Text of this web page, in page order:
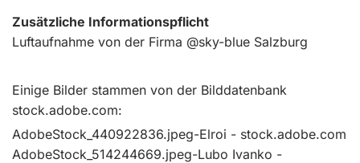
Zusätzliche Informationspflicht
Luftaufnahme von der Firma @sky-blue Salzburg
Einige Bilder stammen von der Bilddatenbank
stock.adobe.com:
AdobeStock_440922836.jpeg-Elroi - stock.adobe.com
AdobeStock_514244669.jpeg-Lubo Ivanko -